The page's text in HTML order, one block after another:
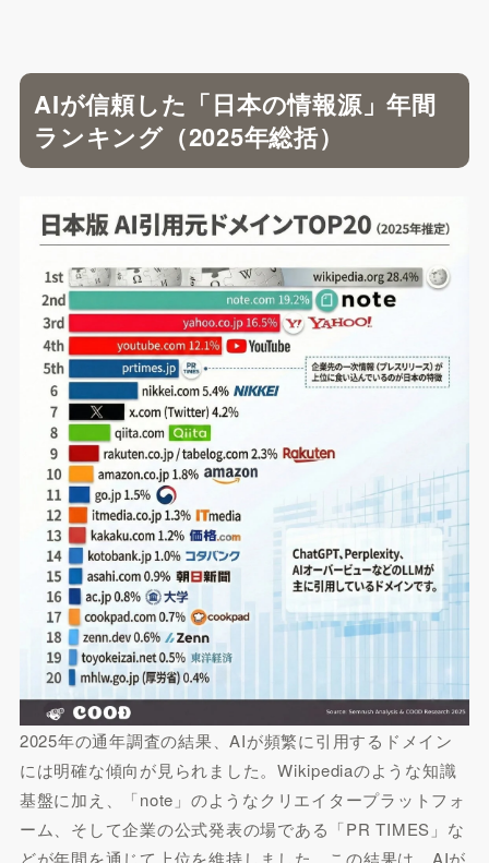
AIが信頼した「日本の情報源」年間
ランキング（2025年総括）
2025年の通年調査の結果、AIが頻繁に引用するドメイン
には明確な傾向が見られました。Wikipediaのような知識
基盤に加え、「note」のようなクリエイタープラットフォ
ーム、そして企業の公式発表の場である「PR TIMES」な
どが年間を通じて上位を維持しました。この結果は、AIが